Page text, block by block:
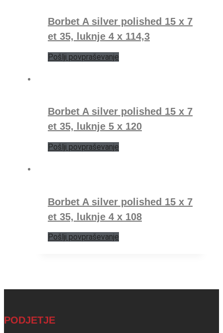
Borbet A silver polished 15 x 7
et 35, luknje 4 x 114,3
Pošlji povpraševanje
Borbet A silver polished 15 x 7
et 35, luknje 5 x 120
Pošlji povpraševanje
Borbet A silver polished 15 x 7
et 35, luknje 4 x 108
Pošlji povpraševanje
PODJETJE